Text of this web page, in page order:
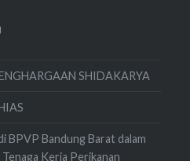
SHIDAKARYA
BPVP Bandung Barat dalam
Kerja Perikanan